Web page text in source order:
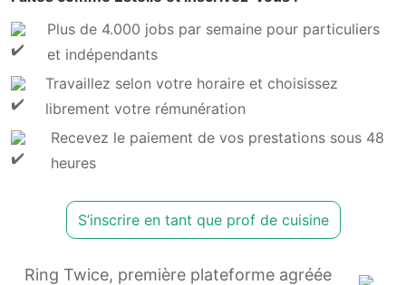
Plus de 4.000 jobs par semaine pour particuliers
et indépendants
Travaillez selon votre horaire et choisissez
librement votre rémunération
Recevez le paiement de vos prestations sous 48
heures
S’inscrire en tant que prof de cuisine
Ring Twice, première plateforme agréée